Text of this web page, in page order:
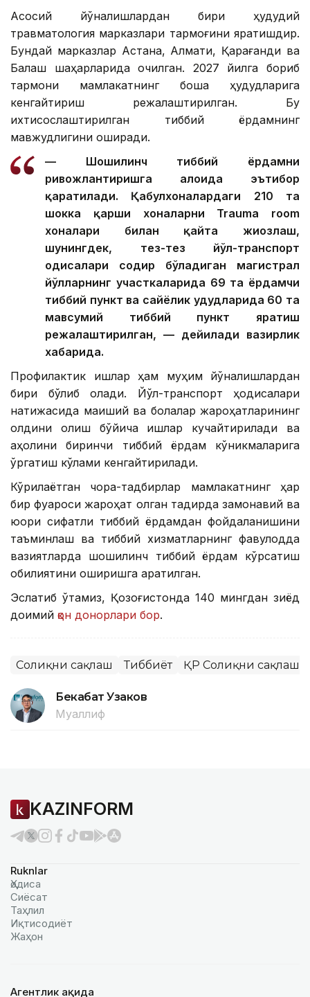
Асосий йўналишлардан бири ҳудудий
травматология марказлари тармоғини яратишдир.
Бундай марказлар Астана, Алмати, Қарағанди ва
Балқаш шаҳарларида очилган. 2027 йилга бориб
тармоқни мамлакатнинг бошқа ҳудудларига
кенгайтириш режалаштирилган. Бу
ихтисослаштирилган тиббий ёрдамнинг
мавжудлигини оширади.
— Шошилинч тиббий ёрдамни
ривожлантиришга алоҳида эътибор
қаратилади. Қабулхоналардаги 210 та
шокка қарши хоналарни Trauma room
хоналари билан қайта жиҳозлаш,
шунингдек, тез-тез йўл-транспорт
ҳодисалари содир бўладиган магистрал
йўлларнинг участкаларида 69 та ёрдамчи
тиббий пункт ва сайёҳлик ҳудудларида 60 та
мавсумий тиббий пункт яратиш
режалаштирилган, — дейилади вазирлик
хабарида.
Профилактик ишлар ҳам муҳим йўналишлардан
бири бўлиб қолади. Йўл-транспорт ҳодисалари
натижасида маиший ва болалар жароҳатларининг
олдини олиш бўйича ишлар кучайтирилади ва
аҳолини биринчи тиббий ёрдам кўникмаларига
ўргатиш кўлами кенгайтирилади.
Кўрилаётган чора-тадбирлар мамлакатнинг ҳар
бир фуқароси жароҳат олган тақдирда замонавий ва
юқори сифатли тиббий ёрдамдан фойдаланишини
таъминлаш ва тиббий хизматларнинг фавқулодда
вазиятларда шошилинч тиббий ёрдам кўрсатиш
қобилиятини оширишга қаратилган.
Эслатиб ўтамиз, Қозоғистонда 140 мингдан зиёд
доимий қон донорлари бор.
Соғлиқни сақлаш Тиббиёт ҚР Соғлиқни сақлаш
Бекабат Узаков
Муаллиф
KAZINFORM
Ruknlar
Ҳодиса
Сиёсат
Таҳлил
Иқтисодиёт
Жаҳон
Агентлик ҳақида